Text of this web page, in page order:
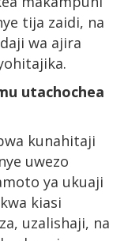
tija zaidi, na
wa ajira
utachochea
kunahitaji
uwezo
ya ukuaji
kiasi
uzalishaji, na